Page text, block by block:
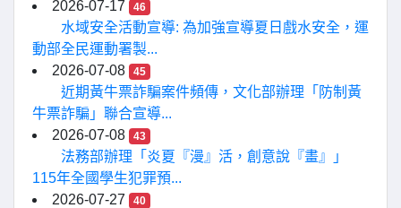
2026-07-17
46
水域安全活動宣導: 為加強宣導夏日戲水安全，運
動部全民運動署製...
2026-07-08
45
近期黃牛票詐騙案件頻傳，文化部辦理「防制黃
牛票詐騙」聯合宣導...
2026-07-08
43
法務部辦理「炎夏『漫』活，創意說『畫』」
115年全國學生犯罪預...
2026-07-27
40